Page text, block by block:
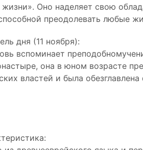
Оно наделяет свою
преодолевать любые
дня (11 ноября):
вспоминает
она в юном возрасте
властей и была